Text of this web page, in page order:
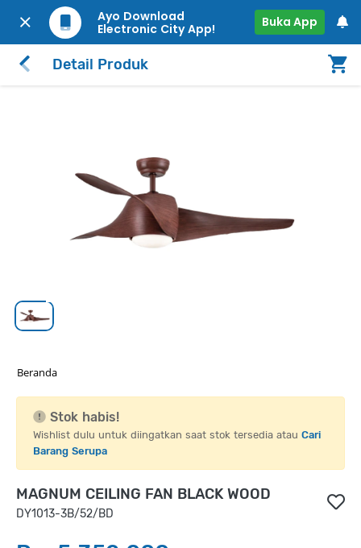
Ayo Download
Electronic City App!
Buka App
Detail Produk
Beranda
Stok habis!
Wishlist dulu untuk diingatkan saat stok tersedia atau Cari
Barang Serupa
MAGNUM CEILING FAN BLACK WOOD
DY1013-3B/52/BD